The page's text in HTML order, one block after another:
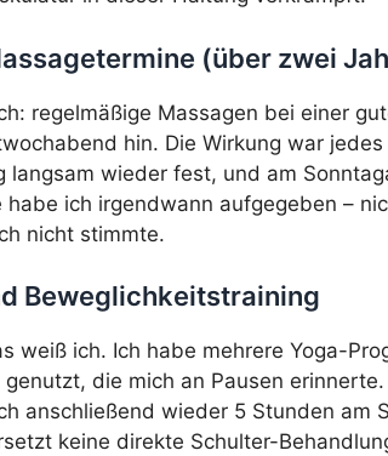
(über zwei
regelmäßige Massagen bei einer
hin. Die Wirkung war
langsam wieder fest, und am
habe ich irgendwann aufgegeben –
nicht stimmte.
Beweglichkeitstraining
weiß ich. Ich habe mehrere Yoga-
genutzt, die mich an Pausen
anschließend wieder 5 Stunden
keine direkte Schulter-